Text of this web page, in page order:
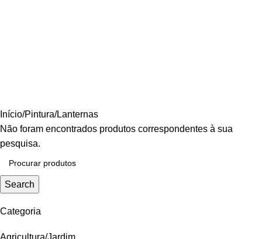
Categoria
Agricultura/Jardim
Início Pintura Lanternas
Não foram encontrados produtos correspondentes à sua
pesquisa.
Search